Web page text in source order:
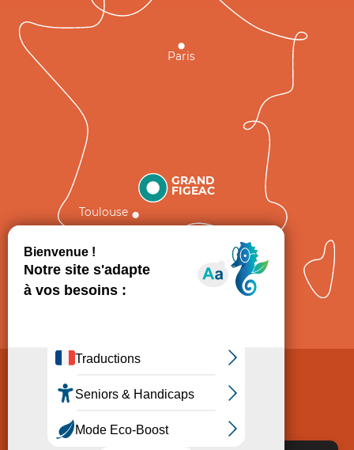
GRAND
FIGEAC
Toulouse
Paris
Politique de Protection des données
Consentement
Accessibilité : non conforme